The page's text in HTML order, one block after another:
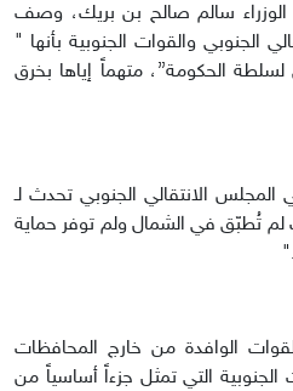
الوزراء سالم صالح بن بريك، وصف
الجنوبي والقوات الجنوبية بأنها "
الحكومة”، متهماً إياها بخرق
الانتقالي الجنوبي تحدث لـ
لم تُطبّق في الشمال ولم توفر حماية
الوافدة من خارج المحافظات
التي تمثل جزءاً أساسياً من